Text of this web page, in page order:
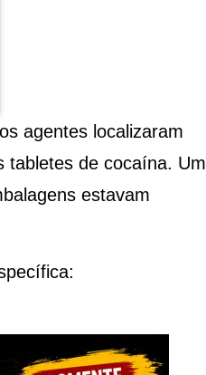
agentes localizaram
tabletes de cocaína. Um
estavam